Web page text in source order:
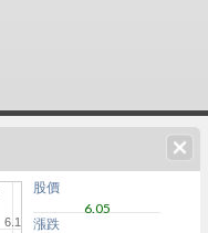
6.1
股價
6.05
漲跌